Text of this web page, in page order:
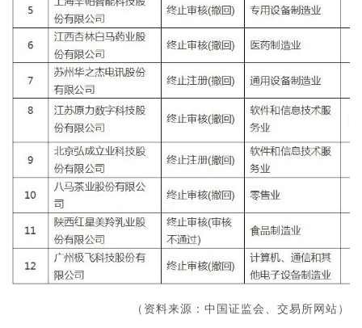
（资料来源：中国证监会、交易所网站）